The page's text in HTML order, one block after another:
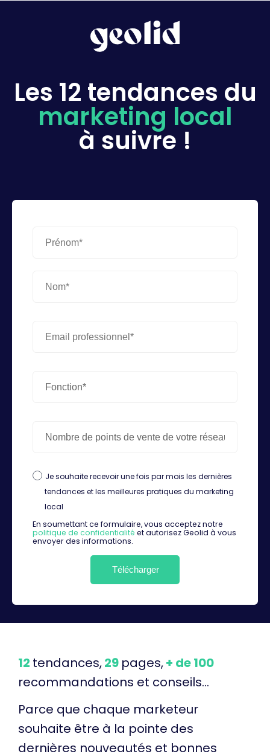
Les 12 tendances du
marketing local
à suivre !
Je souhaite recevoir une fois par mois les dernières
tendances et les meilleures pratiques du marketing
local
En soumettant ce formulaire, vous acceptez notre
politique de confidentialité et autorisez Geolid à vous
envoyer des informations.
12 tendances,29 pages,+ de 100
recommandations et conseils...
Parce que chaque marketeur
souhaite être à la pointe des
dernières nouveautés et bonnes